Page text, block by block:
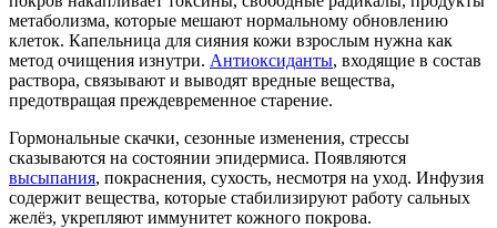
метаболизма, которые мешают нормальному обновлению
клеток. Капельница для сияния кожи взрослым нужна как
метод очищения изнутри. Антиоксиданты, входящие в состав
раствора, связывают и выводят вредные вещества,
предотвращая преждевременное старение.
Гормональные скачки, сезонные изменения, стрессы
сказываются на состоянии эпидермиса. Появляются
высыпания, покраснения, сухость, несмотря на уход. Инфузия
содержит вещества, которые стабилизируют работу сальных
желёз, укрепляют иммунитет кожного покрова.